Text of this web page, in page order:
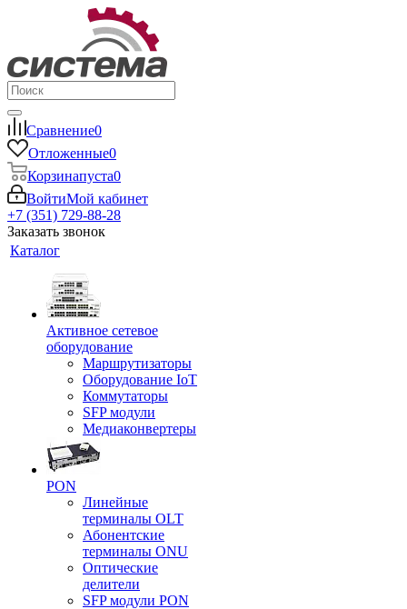
Сравнение0
Отложенные0
Корзинапуста0
ВойтиМой кабинет
+7 (351) 729-88-28
Заказать звонок
Каталог
Активное сетевое
оборудование
Маршрутизаторы
Оборудование IoT
Коммутаторы
SFP модули
Медиаконвертеры
PON
Линейные
терминалы OLT
Абонентские
терминалы ONU
Оптические
делители
SFP модули PON